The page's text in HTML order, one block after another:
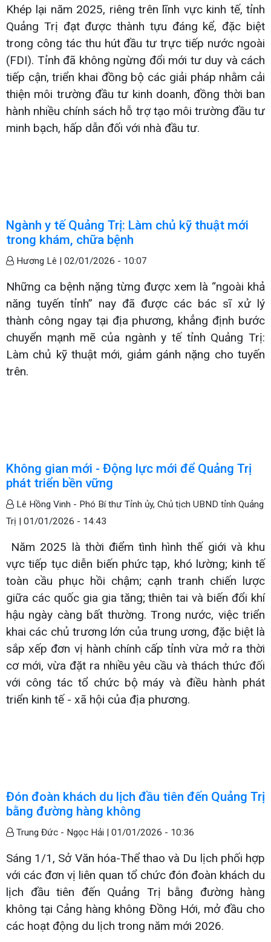
Khép lại năm 2025, riêng trên lĩnh vực kinh tế, tỉnh
Quảng Trị đạt được thành tựu đáng kể, đặc biệt
trong công tác thu hút đầu tư trực tiếp nước ngoài
(FDI). Tỉnh đã không ngừng đổi mới tư duy và cách
tiếp cận, triển khai đồng bộ các giải pháp nhằm cải
thiện môi trường đầu tư kinh doanh, đồng thời ban
hành nhiều chính sách hỗ trợ tạo môi trường đầu tư
minh bạch, hấp dẫn đối với nhà đầu tư.
Ngành y tế Quảng Trị: Làm chủ kỹ thuật mới
trong khám, chữa bệnh
Hương Lê | 02/01/2026 - 10:07
Những ca bệnh nặng từng được xem là “ngoài khả
năng tuyến tỉnh” nay đã được các bác sĩ xử lý
thành công ngay tại địa phương, khẳng định bước
chuyển mạnh mẽ của ngành y tế tỉnh Quảng Trị:
Làm chủ kỹ thuật mới, giảm gánh nặng cho tuyến
trên.
Không gian mới - Động lực mới để Quảng Trị
phát triển bền vững
Lê Hồng Vinh - Phó Bí thư Tỉnh ủy, Chủ tịch UBND tỉnh Quảng
Trị | 01/01/2026 - 14:43
Năm 2025 là thời điểm tình hình thế giới và khu
vực tiếp tục diễn biến phức tạp, khó lường; kinh tế
toàn cầu phục hồi chậm; cạnh tranh chiến lược
giữa các quốc gia gia tăng; thiên tai và biến đổi khí
hậu ngày càng bất thường. Trong nước, việc triển
khai các chủ trương lớn của trung ương, đặc biệt là
sắp xếp đơn vị hành chính cấp tỉnh vừa mở ra thời
cơ mới, vừa đặt ra nhiều yêu cầu và thách thức đối
với công tác tổ chức bộ máy và điều hành phát
triển kinh tế - xã hội của địa phương.
Đón đoàn khách du lịch đầu tiên đến Quảng Trị
bằng đường hàng không
Trung Đức - Ngọc Hải | 01/01/2026 - 10:36
Sáng 1/1, Sở Văn hóa-Thể thao và Du lịch phối hợp
với các đơn vị liên quan tổ chức đón đoàn khách du
lịch đầu tiên đến Quảng Trị bằng đường hàng
không tại Cảng hàng không Đồng Hới, mở đầu cho
các hoạt động du lịch trong năm mới 2026.